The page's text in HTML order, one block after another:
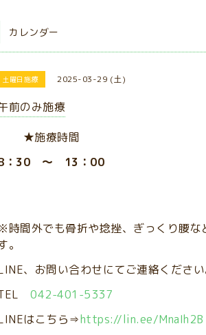
カレンダー
土曜日施療 2025-03-29 (土)
前のみ施療
★施療時間
：30 ～ 13：00
時間外でも骨折や捻挫、ぎっくり腰な
。
、お問い合わせにてご連絡ください
042-401-5337
はこちら⇒https://lin.ee/MnaIh2B